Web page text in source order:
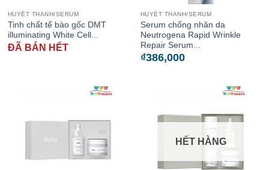
HUYẾT THANH/SERUM
Tinh chất tế bào gốc DMT
illuminating White Cell...
ĐÃ BÁN HẾT
HUYẾT THANH/SERUM
Serum chống nhăn da
Neutrogena Rapid Wrinkle
Repair Serum...
₫386,000
HẾT HÀNG